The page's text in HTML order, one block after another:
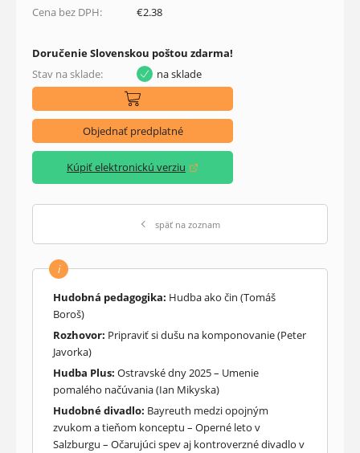
späť na zoznam
Cena bez DPH: €2.38
Doručenie Slovenskou poštou zdarma!
Stav na sklade:
na sklade
Objednať predplatné
Kúpiť elektronickú verziu
(otvorí sa v novom okne)
i
Hudobná pedagogika: Hudba ako čin (Tomáš
Boroš)
Rozhovor: Pripraviť si dušu na komponovanie (Peter
Javorka)
Hudba Plus: Ostravské dny 2025 – Umenie
pomalého načúvania (Ian Mikyska)
Hudobné divadlo: Bayreuth medzi opojným
zvukom a tieňom konceptu – Operné leto v
Salzburgu – Očarujúci spev aj kontroverzné divadlo v